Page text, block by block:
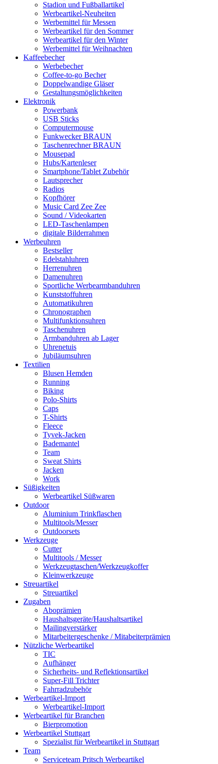
Stadion und Fußballartikel
Werbeartikel-Neuheiten
Werbemittel für Messen
Werbeartikel für den Sommer
Werbeartikel für den Winter
Werbemittel für Weihnachten
Kaffeebecher
Werbebecher
Coffee-to-go Becher
Doppelwandige Gläser
Gestaltungsmöglichkeiten
Elektronik
Powerbank
USB Sticks
Computermouse
Funkwecker BRAUN
Taschenrechner BRAUN
Mousepad
Hubs/Kartenleser
Smartphone/Tablet Zubehör
Lautsprecher
Radios
Kopfhörer
Music Card Zee Zee
Sound / Videokarten
LED-Taschenlampen
digitale Bilderrahmen
Werbeuhren
Bestseller
Edelstahluhren
Herrenuhren
Damenuhren
Sportliche Werbearmbanduhren
Kunststoffuhren
Automatikuhren
Chronographen
Multifunktionsuhren
Taschenuhren
Armbanduhren ab Lager
Uhrenetuis
Jubiläumsuhren
Textilien
Blusen Hemden
Running
Biking
Polo-Shirts
Caps
T-Shirts
Fleece
Tyvek-Jacken
Bademantel
Team
Sweat Shirts
Jacken
Work
Süßigkeiten
Werbeartikel Süßwaren
Outdoor
Aluminium Trinkflaschen
Multitools/Messer
Outdoorsets
Werkzeuge
Cutter
Multitools / Messer
Werkzeugtaschen/Werkzeugkoffer
Kleinwerkzeuge
Streuartikel
Streuartikel
Zugaben
Aboprämien
Haushaltsgeräte/Haushaltsartikel
Mailingverstärker
Mitarbeitergeschenke / Mitabeiterprämien
Nützliche Werbeartikel
TIC
Aufhänger
Sicherheits- und Reflektionsartikel
Super-Fill Trichter
Fahrradzubehör
Werbeartikel-Import
Werbeartikel-Import
Werbeartikel für Branchen
Bierpromotion
Werbeartikel Stuttgart
Spezialist für Werbeartikel in Stuttgart
Team
Serviceteam Pritsch Werbeartikel